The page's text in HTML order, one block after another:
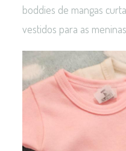
boddies de mangas
vestidos para as